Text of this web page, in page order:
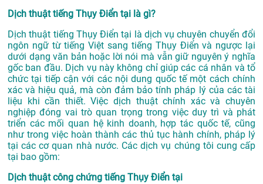
Dịch thuật tiếng Thụy Điển tại là gì?
Dịch thuật tiếng Thụy Điển tại là dịch vụ chuyên chuyển đổi
ngôn ngữ từ tiếng Việt sang tiếng Thụy Điển và ngược lại
dưới dạng văn bản hoặc lời nói mà vẫn giữ nguyên ý nghĩa
gốc ban đầu. Dịch vụ này không chỉ giúp các cá nhân và tổ
chức tại tiếp cận với các nội dung quốc tế một cách chính
xác và hiệu quả, mà còn đảm bảo tính pháp lý của các tài
liệu khi cần thiết. Việc dịch thuật chính xác và chuyên
nghiệp đóng vai trò quan trọng trong việc duy trì và phát
triển các mối quan hệ kinh doanh, hợp tác quốc tế, cũng
như trong việc hoàn thành các thủ tục hành chính, pháp lý
tại các cơ quan nhà nước. Các dịch vụ chúng tôi cung cấp
tại bao gồm:
Dịch thuật công chứng tiếng Thụy Điển tại